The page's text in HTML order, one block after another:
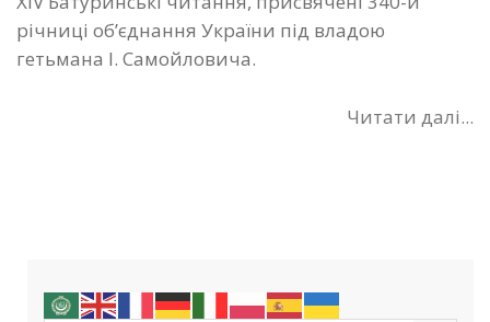
річниці об’єднання України під владою
гетьмана І. Самойловича.
Читати далі...